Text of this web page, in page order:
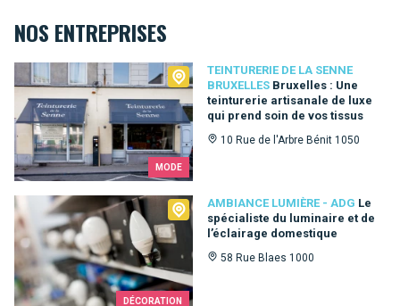
NOS ENTREPRISES
MODE
TEINTURERIE DE LA SENNE
BRUXELLES Bruxelles : Une
teinturerie artisanale de luxe
qui prend soin de vos tissus
10 Rue de l'Arbre Bénit 1050
Teinturerie de la Senne Bruxelles
DÉCORATION
AMBIANCE LUMIÈRE - ADG Le
spécialiste du luminaire et de
l’éclairage domestique
58 Rue Blaes 1000
Ambiance Lumière - ADG